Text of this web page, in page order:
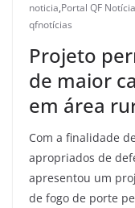
noticia,Portal QF
qfnotícias
Projeto
de maior
em área
Com a finalidade
apropriados de
apresentou um
de fogo de porte